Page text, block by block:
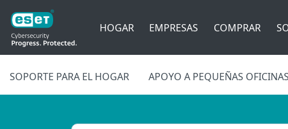
HOGAR EMPRESAS COMPRAR
SOPORTE PARA EL HOGAR APOYO A PEQUEÑAS OFICINAS